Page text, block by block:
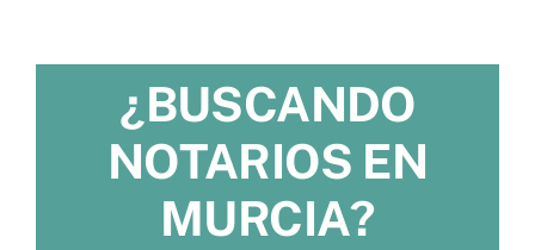
¿BUSCANDO
NOTARIOS EN
MURCIA?